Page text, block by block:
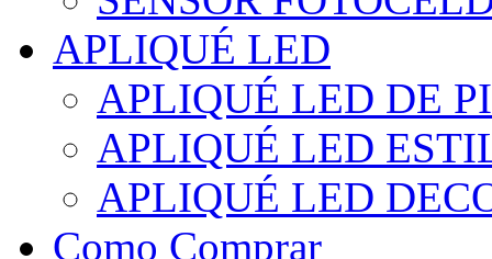
APLIQUÉ LED
APLIQUÉ LED DE
APLIQUÉ LED
APLIQUÉ LED
Como Comprar